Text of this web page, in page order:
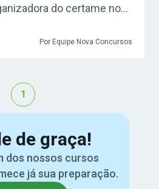
do certame nos
pela seleção já está
pelo […]
Por Equipe Nova Concursos
1
de graça!
dos nossos cursos
já sua preparação.